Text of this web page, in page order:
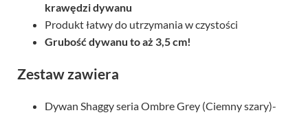
krawędzi dywanu
Produkt łatwy do utrzymania w czystości
Grubość dywanu to aż 3,5 cm!
Zestaw zawiera
Dywan Shaggy seria Ombre Grey (Ciemny szary)-